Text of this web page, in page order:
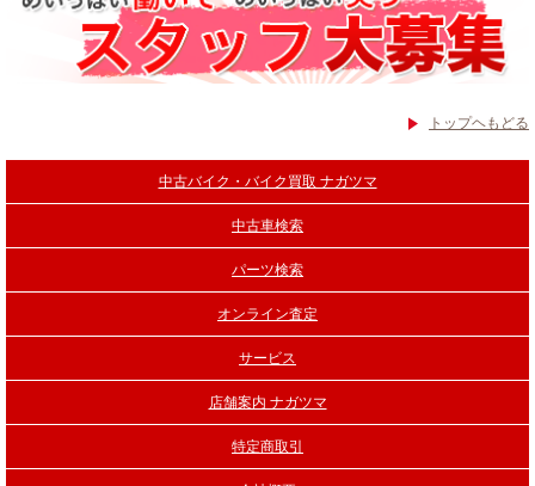
トップヘもどる
中古バイク・バイク買取 ナガツマ
中古車検索
パーツ検索
オンライン査定
サービス
店舗案内 ナガツマ
特定商取引